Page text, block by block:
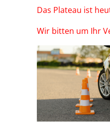
Das Plateau ist
Wir bitten um Ihr